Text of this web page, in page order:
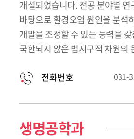
개설되었습니다. 전공 분야별
바탕으로 환경오염 원인을 분석
개발을 조정할 수 있는 능력을
국한되지 않은 범지구적 차원의
전화번호 031-
생명공학과